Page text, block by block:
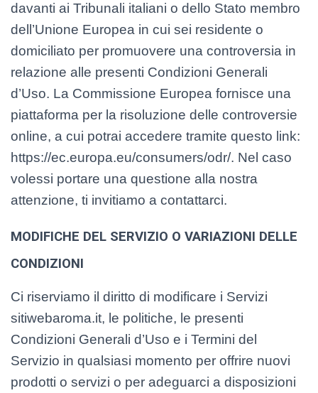
davanti ai Tribunali italiani o dello Stato membro
dell’Unione Europea in cui sei residente o
domiciliato per promuovere una controversia in
relazione alle presenti Condizioni Generali
d’Uso. La Commissione Europea fornisce una
piattaforma per la risoluzione delle controversie
online, a cui potrai accedere tramite questo link:
https://ec.europa.eu/consumers/odr/. Nel caso
volessi portare una questione alla nostra
attenzione, ti invitiamo a contattarci.
MODIFICHE DEL SERVIZIO O VARIAZIONI DELLE
CONDIZIONI
Ci riserviamo il diritto di modificare i Servizi
sitiwebaroma.it, le politiche, le presenti
Condizioni Generali d’Uso e i Termini del
Servizio in qualsiasi momento per offrire nuovi
prodotti o servizi o per adeguarci a disposizioni